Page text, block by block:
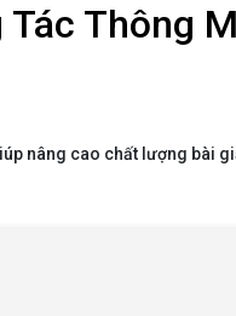
Thông
nâng cao chất lượng bài